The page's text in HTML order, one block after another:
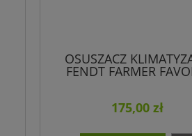
OSUSZACZ
FENDT FARMER
175,00 zł